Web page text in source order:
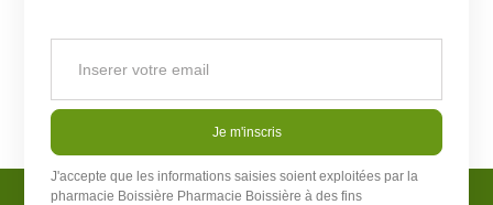
Je m'inscris
J'accepte que les informations saisies soient exploitées par la
pharmacie Boissière Pharmacie Boissière à des fins